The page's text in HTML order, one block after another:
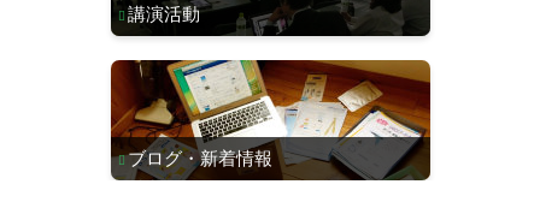
講演活動
ブログ・新着情報